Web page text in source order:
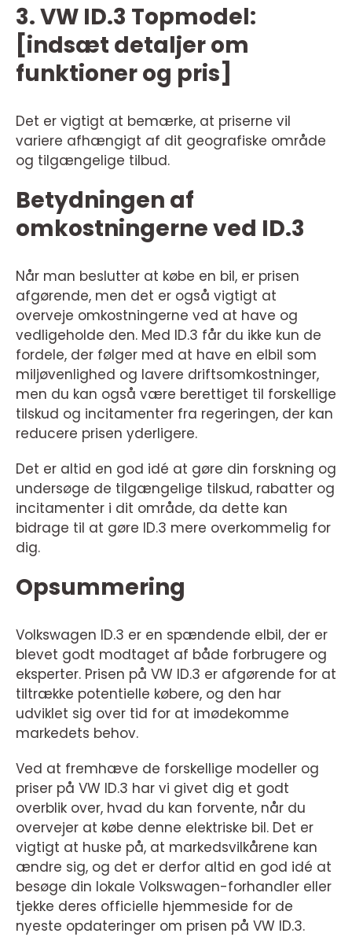
3. VW ID.3 Topmodel:
[indsæt detaljer om
funktioner og pris]
Det er vigtigt at bemærke, at priserne vil
variere afhængigt af dit geografiske område
og tilgængelige tilbud.
Betydningen af
omkostningerne ved ID.3
Når man beslutter at købe en bil, er prisen
afgørende, men det er også vigtigt at
overveje omkostningerne ved at have og
vedligeholde den. Med ID.3 får du ikke kun de
fordele, der følger med at have en elbil som
miljøvenlighed og lavere driftsomkostninger,
men du kan også være berettiget til forskellige
tilskud og incitamenter fra regeringen, der kan
reducere prisen yderligere.
Det er altid en god idé at gøre din forskning og
undersøge de tilgængelige tilskud, rabatter og
incitamenter i dit område, da dette kan
bidrage til at gøre ID.3 mere overkommelig for
dig.
Opsummering
Volkswagen ID.3 er en spændende elbil, der er
blevet godt modtaget af både forbrugere og
eksperter. Prisen på VW ID.3 er afgørende for at
tiltrække potentielle købere, og den har
udviklet sig over tid for at imødekomme
markedets behov.
Ved at fremhæve de forskellige modeller og
priser på VW ID.3 har vi givet dig et godt
overblik over, hvad du kan forvente, når du
overvejer at købe denne elektriske bil. Det er
vigtigt at huske på, at markedsvilkårene kan
ændre sig, og det er derfor altid en god idé at
besøge din lokale Volkswagen-forhandler eller
tjekke deres officielle hjemmeside for de
nyeste opdateringer om prisen på VW ID.3.